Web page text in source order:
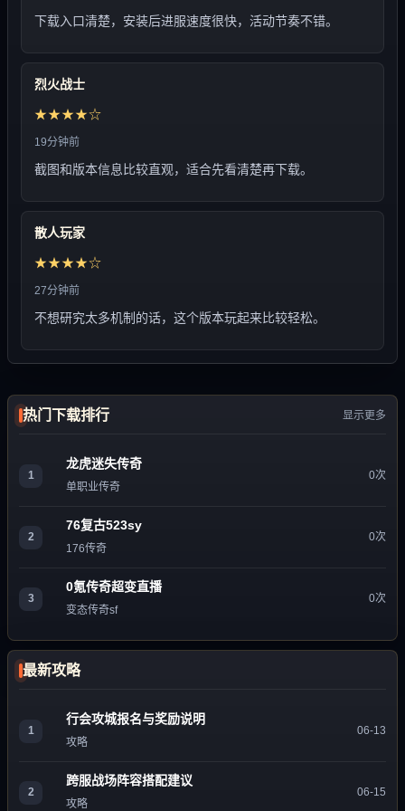
下载入口清楚，安装后进服速度很快，活动节奏不错。
烈火战士
★★★★☆
19分钟前
截图和版本信息比较直观，适合先看清楚再下载。
散人玩家
★★★★☆
27分钟前
不想研究太多机制的话，这个版本玩起来比较轻松。
热门下载排行 显示更多
1
龙虎迷失传奇
单职业传奇
0次
2
76复古523sy
176传奇
0次
3
0氪传奇超变直播
变态传奇sf
0次
最新攻略
1
行会攻城报名与奖励说明
攻略
06-13
2
跨服战场阵容搭配建议
攻略
06-15